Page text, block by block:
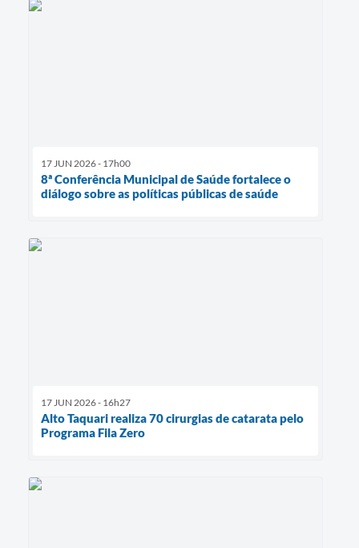
17 JUN 2026 - 17h00
8ª Conferência Municipal de Saúde fortalece o
diálogo sobre as políticas públicas de saúde
17 JUN 2026 - 16h27
Alto Taquari realiza 70 cirurgias de catarata pelo
Programa Fila Zero